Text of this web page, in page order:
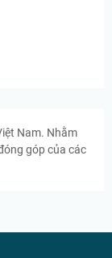
Nam. Nhằm
góp của các